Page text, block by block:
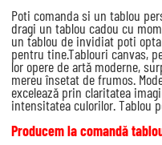
Poti comanda si un tablou
dragi un tablou cadou cu
un tablou de invidiat poti
pentru tine.Tablouri canvas,
lor opere de artă moderne,
mereu însetat de frumos.
excelează prin claritatea
intensitatea culorilor. Tablou
Producem la comandă